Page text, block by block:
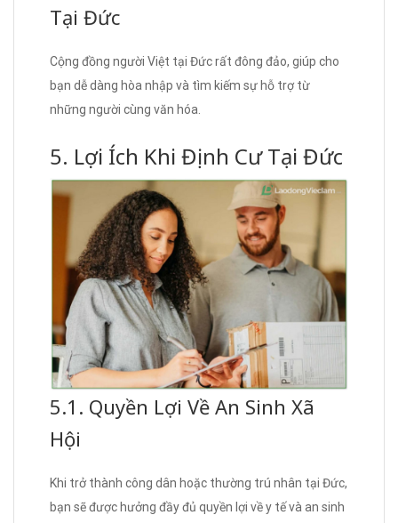
Tại Đức
Cộng đồng người Việt tại Đức rất đông đảo, giúp cho
bạn dễ dàng hòa nhập và tìm kiếm sự hỗ trợ từ
những người cùng văn hóa.
5. Lợi Ích Khi Định Cư Tại Đức
5.1. Quyền Lợi Về An Sinh Xã
Hội
Khi trở thành công dân hoặc thường trú nhân tại Đức,
bạn sẽ được hưởng đầy đủ quyền lợi về y tế và an sinh